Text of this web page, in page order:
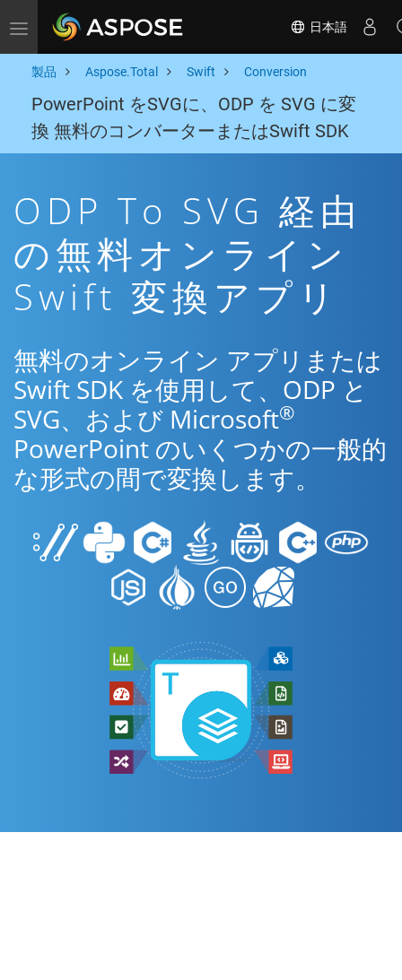
Toggle navigation 日本語
製品 Aspose.Total Swift Conversion
PowerPoint をSVGに、ODP を SVG に変
換 無料のコンバーターまたはSwift SDK
ODP To SVG 経由
の無料オンライン
Swift 変換アプリ
無料のオンライン アプリまたは
Swift SDK を使用して、ODP と
SVG、および Microsoft®
PowerPoint のいくつかの一般的
な形式の間で変換します。